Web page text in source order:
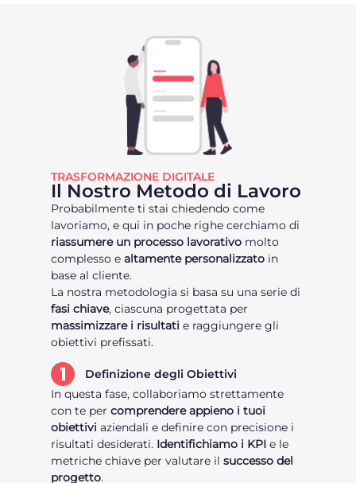
TRASFORMAZIONE DIGITALE
Il Nostro Metodo di Lavoro
Probabilmente ti stai chiedendo come
lavoriamo, e qui in poche righe cerchiamo di
riassumere un processo lavorativo molto
complesso e altamente personalizzato in
base al cliente.
La nostra metodologia si basa su una serie di
fasi chiave, ciascuna progettata per
massimizzare i risultati e raggiungere gli
obiettivi prefissati.
Definizione degli Obiettivi
In questa fase, collaboriamo strettamente
con te per comprendere appieno i tuoi
obiettivi aziendali e definire con precisione i
risultati desiderati. Identifichiamo i KPI e le
metriche chiave per valutare il successo del
progetto.